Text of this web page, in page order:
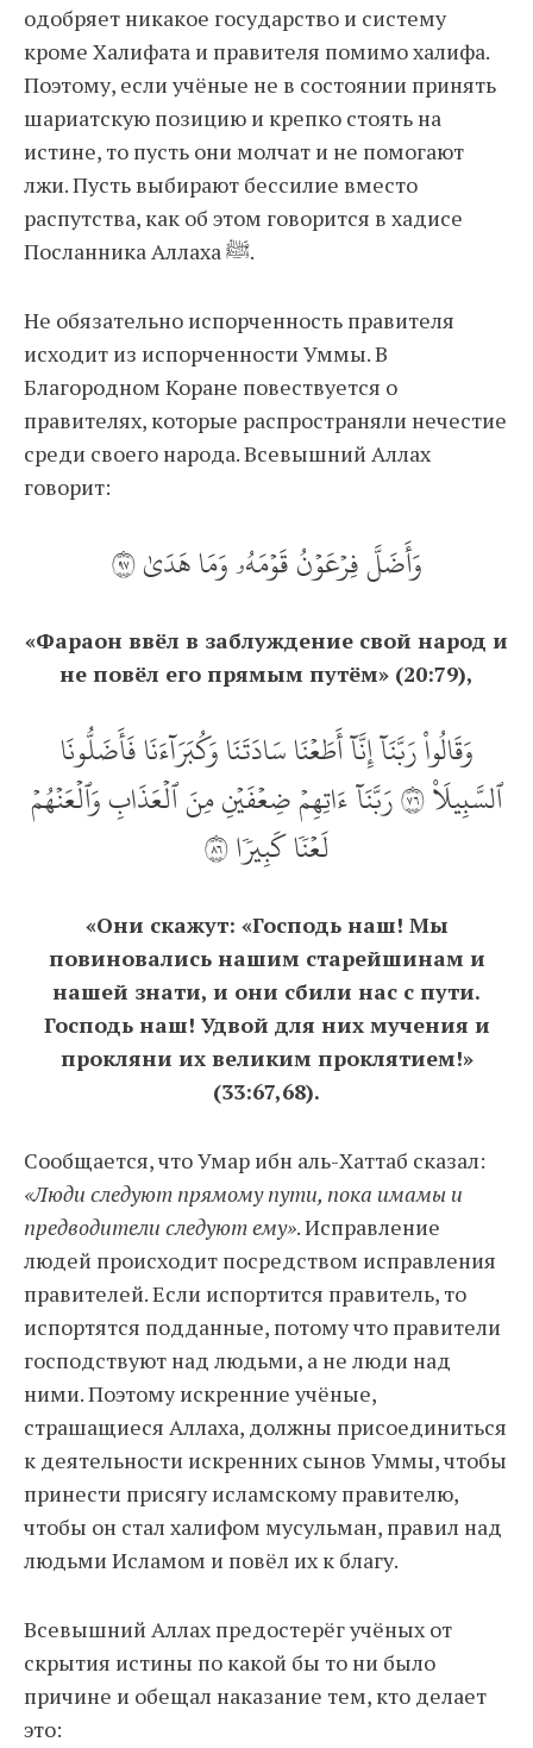
одобряет никакое государство и систему
кроме Халифата и правителя помимо халифа.
Поэтому, если учёные не в состоянии принять
шариатскую позицию и крепко стоять на
истине, то пусть они молчат и не помогают
лжи. Пусть выбирают бессилие вместо
распутства, как об этом говорится в хадисе
Посланника Аллаха ﷺ.
Не обязательно испорченность правителя
исходит из испорченности Уммы. В
Благородном Коране повествуется о
правителях, которые распространяли нечестие
среди своего народа. Всевышний Аллах
говорит:
وَأَضَلَّ فِرۡعَوۡنُ قَوۡمَهُۥ وَمَا هَدَىٰ ٧٩
«Фараон ввёл в заблуждение свой народ и
не повёл его прямым путём» (20:79),
وَقَالُواْ رَبَّنَآ إِنَّآ أَطَعۡنَا سَادَتَنَا وَكُبَرَآءَنَا فَأَضَلُّونَا
ٱلسَّبِيلَا۠ ٦٧ رَبَّنَآ ءَاتِهِمۡ ضِعۡفَيۡنِ مِنَ ٱلۡعَذَابِ وَٱلۡعَنۡهُمۡ
لَعۡنٗا كَبِيرٗا ٦٨
«Они скажут: «Господь наш! Мы
повиновались нашим старейшинам и
нашей знати, и они сбили нас с пути.
Господь наш! Удвой для них мучения и
прокляни их великим проклятием!»
(33:67,68).
Сообщается, что Умар ибн аль-Хаттаб сказал:
«Люди следуют прямому пути, пока имамы и
предводители следуют ему». Исправление
людей происходит посредством исправления
правителей. Если испортится правитель, то
испортятся подданные, потому что правители
господствуют над людьми, а не люди над
ними. Поэтому искренние учёные,
страшащиеся Аллаха, должны присоединиться
к деятельности искренних сынов Уммы, чтобы
принести присягу исламскому правителю,
чтобы он стал халифом мусульман, правил над
людьми Исламом и повёл их к благу.
Всевышний Аллах предостерёг учёных от
скрытия истины по какой бы то ни было
причине и обещал наказание тем, кто делает
это: